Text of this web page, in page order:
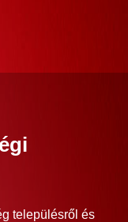
településről és